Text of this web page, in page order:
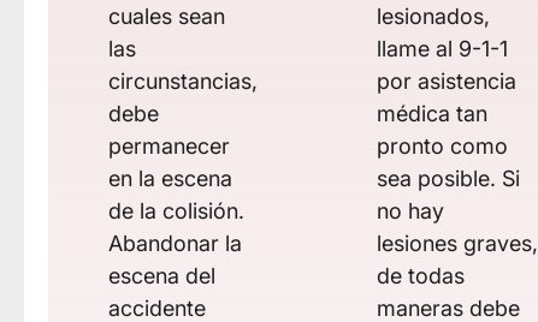
cuales sean
las
circunstancias,
debe
permanecer
en la escena
de la colisión.
Abandonar la
escena del
accidente
lesionados,
llame al 9-1-1
por asistencia
médica tan
pronto como
sea posible. Si
no hay
lesiones graves,
de todas
maneras debe